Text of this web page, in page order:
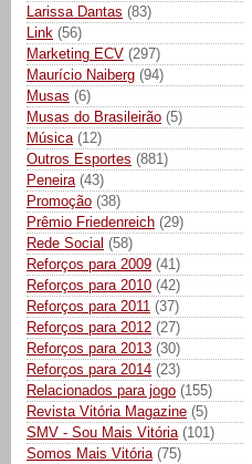
Larissa Dantas (83)
Link (56)
Marketing ECV (297)
Maurício Naiberg (94)
Musas (6)
Musas do Brasileirão (5)
Música (12)
Outros Esportes (881)
Peneira (43)
Promoção (38)
Prêmio Friedenreich (29)
Rede Social (58)
Reforços para 2009 (41)
Reforços para 2010 (42)
Reforços para 2011 (37)
Reforços para 2012 (27)
Reforços para 2013 (30)
Reforços para 2014 (23)
Relacionados para jogo (155)
Revista Vitória Magazine (5)
SMV - Sou Mais Vitória (101)
Somos Mais Vitória (75)